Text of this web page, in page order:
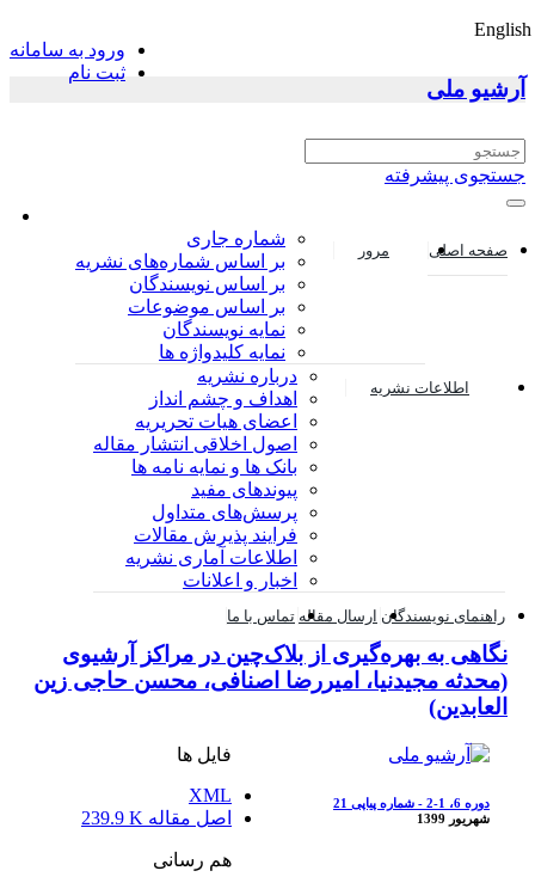
ورود به سامانه
ثبت نام
English
آرشیو ملی
جستجوی پیشرفته
صفحه اصلی مرور
شماره جاری
بر اساس شماره‌های نشریه
بر اساس نویسندگان
بر اساس موضوعات
نمایه نویسندگان
نمایه کلیدواژه ها
اطلاعات نشریه
درباره نشریه
اهداف و چشم انداز
اعضای هیات تحریریه
اصول اخلاقی انتشار مقاله
بانک ها و نمایه نامه ها
پیوندهای مفید
پرسش‌های متداول
فرایند پذیرش مقالات
اطلاعات آماری نشریه
اخبار و اعلانات
راهنمای نویسندگان ارسال مقاله تماس با ما
نگاهی به بهره‌گیری از بلاک‌چین در مراکز آرشیوی
(محدثه مجیدنیا، امیررضا اصنافی، محسن حاجی زین
العابدین)
دوره 6، 1-2 - شماره پیاپی 21
شهریور 1399
فایل ها
XML
اصل مقاله 239.9 K
هم رسانی